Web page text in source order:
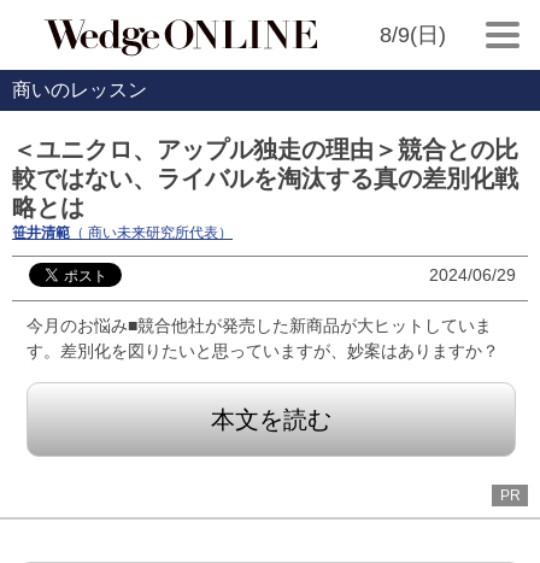
8/9(日)
商いのレッスン
＜ユニクロ、アップル独走の理由＞競合との比
較ではない、ライバルを淘汰する真の差別化戦
略とは
笹井清範 （ 商い未来研究所代表）
2024/06/29
今月のお悩み■競合他社が発売した新商品が大ヒットしていま
す。差別化を図りたいと思っていますが、妙案はありますか？
本文を読む
PR